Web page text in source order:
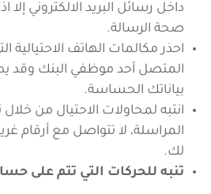
داخل رسائل البريد الالكتروني إلا
صحة الرسالة.
احذر مكالمات الهاتف الاحتيالية
المتصل أحد موظفي البنك وقد
بياناتك الحساسة.
انتبه لمحاولات الاحتيال من
المراسلة، لا تتواصل مع أرقام
لك.
تنبه للحركات التي تتم على